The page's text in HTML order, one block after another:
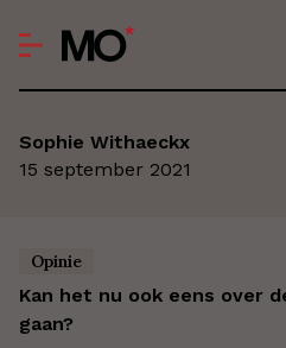
Sophie Withaeckx
15 september 2021
Opinie
Kan het nu ook eens over
gaan?